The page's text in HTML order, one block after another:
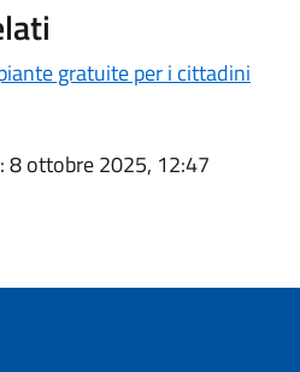
gratuite per i cittadini
: 8 ottobre 2025, 12:47